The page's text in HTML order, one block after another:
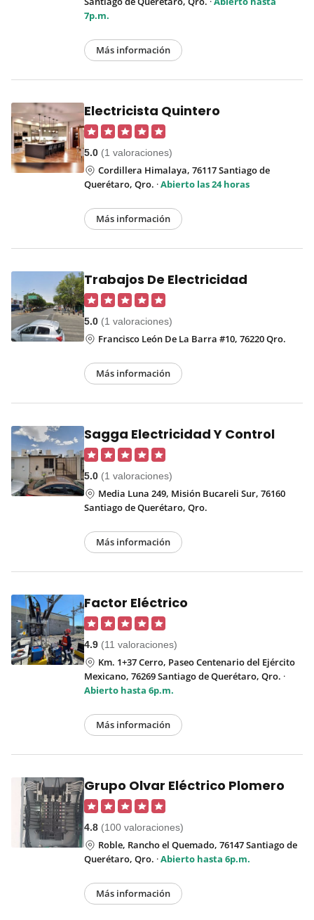
7p.m.
Más información
Electricista Quintero
5.0 (1 valoraciones)
Cordillera Himalaya, 76117 Santiago de
Querétaro, Qro. ·Abierto las 24 horas
Más información
Trabajos De Electricidad
5.0 (1 valoraciones)
Francisco León De La Barra #10, 76220 Qro.
Más información
Sagga Electricidad Y Control
5.0 (1 valoraciones)
Media Luna 249, Misión Bucareli Sur, 76160
Santiago de Querétaro, Qro.
Más información
Factor Eléctrico
4.9 (11 valoraciones)
Km. 1+37 Cerro, Paseo Centenario del Ejército
Mexicano, 76269 Santiago de Querétaro, Qro. ·
Abierto hasta 6p.m.
Más información
Grupo Olvar Eléctrico Plomero
4.8 (100 valoraciones)
Roble, Rancho el Quemado, 76147 Santiago de
Querétaro, Qro. ·Abierto hasta 6p.m.
Más información